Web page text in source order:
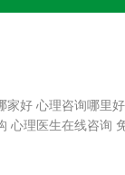
家好 心理咨询哪里好
心理医生在线咨询